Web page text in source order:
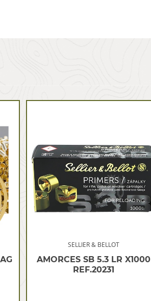
SELLIER & BELLOT
AMORCES SB 5.3 LR X1000
REF.20231